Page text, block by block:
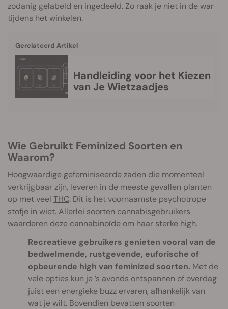
zodanig gelabeld en ingedeeld. Zo raak je niet in de war
tijdens het winkelen.
Gerelateerd Artikel
Handleiding voor het Kiezen
van Je Wietzaadjes
Wie Gebruikt Feminized Soorten en
Waarom?
Hoogwaardige gefeminiseerde zaden die momenteel
verkrijgbaar zijn, leveren in de meeste gevallen planten
op met veel THC. Dit is het voornaamste psychotrope
stofje in wiet. Allerlei soorten cannabisgebruikers
waarderen deze cannabinoïde om haar sterke high.
Recreatieve gebruikers genieten vooral van de
bedwelmende, rustgevende, euforische of
opbeurende high van feminized soorten. Met de
vele opties kun je ’s avonds ontspannen of overdag
juist een energieke buzz ervaren, afhankelijk van
wat je wilt. Bovendien bevatten soorten